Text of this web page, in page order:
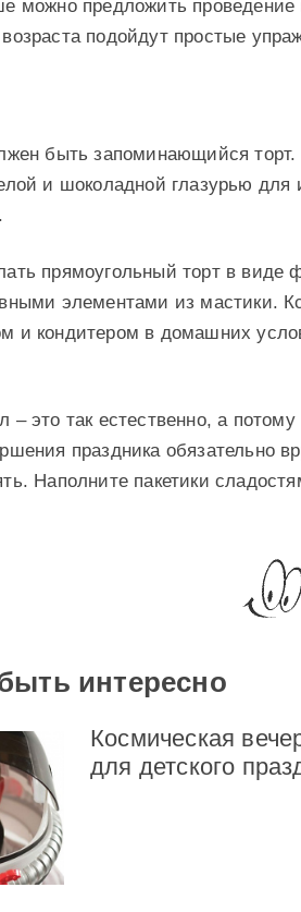
можно предложить
подойдут простые
быть запоминающийся
и шоколадной глазурью для
прямоугольный торт в виде
элементами из мастики.
и кондитером в домашних
– это так естественно, а
праздника обязательно
Наполните пакетики
интересно
Космическая
для детского